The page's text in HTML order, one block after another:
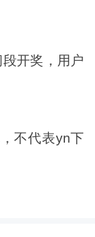
开奖，用户
不代表yn下